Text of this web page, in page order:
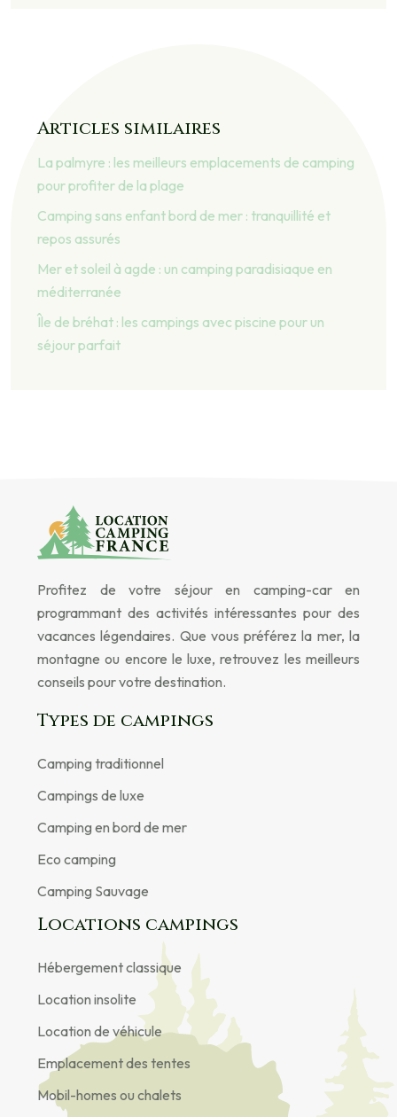
Articles similaires
La palmyre : les meilleurs emplacements de camping
pour profiter de la plage
Camping sans enfant bord de mer : tranquillité et
repos assurés
Mer et soleil à agde : un camping paradisiaque en
méditerranée
Île de bréhat : les campings avec piscine pour un
séjour parfait
Profitez de votre séjour en camping-car en
programmant des activités intéressantes pour des
vacances légendaires. Que vous préférez la mer, la
montagne ou encore le luxe, retrouvez les meilleurs
conseils pour votre destination.
Types de campings
Camping traditionnel
Campings de luxe
Camping en bord de mer
Eco camping
Camping Sauvage
Locations campings
Hébergement classique
Location insolite
Location de véhicule
Emplacement des tentes
Mobil-homes ou chalets